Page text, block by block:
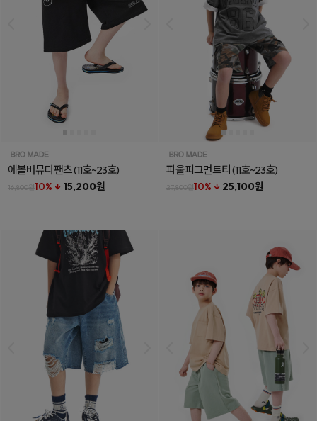
에볼버뮤다팬츠(11호~23호)
16,800원10% ↓ 15,200원
파울피그먼트티(11호~23호)
27,800원10% ↓ 25,100원